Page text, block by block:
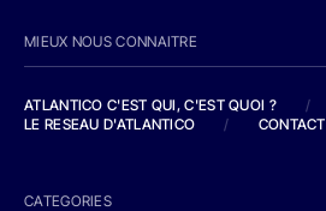
MIEUX NOUS CONNAITRE
ATLANTICO C'EST QUI, C'EST QUOI ?
/
LE RESEAU D'ATLANTICO
/ CONTACT
CATEGORIES